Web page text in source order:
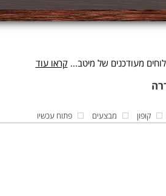
מעודכנים של מיטב... קראו עוד
קופון מבצעים פתוח עכשיו